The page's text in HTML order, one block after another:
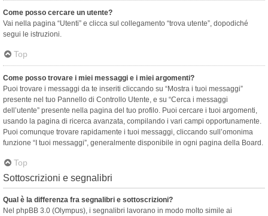
Come posso cercare un utente?
Vai nella pagina “Utenti” e clicca sul collegamento “trova utente”, dopodiché
segui le istruzioni.
Top
Come posso trovare i miei messaggi e i miei argomenti?
Puoi trovare i messaggi da te inseriti cliccando su “Mostra i tuoi messaggi”
presente nel tuo Pannello di Controllo Utente, e su “Cerca i messaggi
dell’utente” presente nella pagina del tuo profilo. Puoi cercare i tuoi argomenti,
usando la pagina di ricerca avanzata, compilando i vari campi opportunamente.
Puoi comunque trovare rapidamente i tuoi messaggi, cliccando sull’omonima
funzione “I tuoi messaggi”, generalmente disponibile in ogni pagina della Board.
Top
Sottoscrizioni e segnalibri
Qual è la differenza fra segnalibri e sottoscrizioni?
Nel phpBB 3.0 (Olympus), i segnalibri lavorano in modo molto simile ai